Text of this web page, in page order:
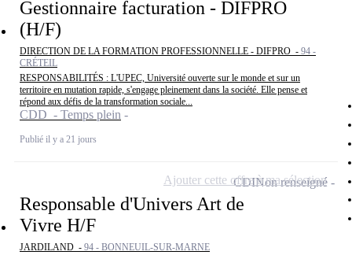
Gestionnaire facturation - DIFPRO
(H/F)
DIRECTION DE LA FORMATION PROFESSIONNELLE - DIFPRO - 94 -
CRÉTEIL
RESPONSABILITÉS : L'UPEC, Université ouverte sur le monde et sur un
territoire en mutation rapide, s'engage pleinement dans la société. Elle pense et
répond aux défis de la transformation sociale...
CDD - Temps plein
Publié il y a 21 jours
Responsable d'Univers Art de
Vivre H/F
JARDILAND - 94 - BONNEUIL-SUR-MARNE
CDINon renseigné
Ajouter cette offre à ma sélection